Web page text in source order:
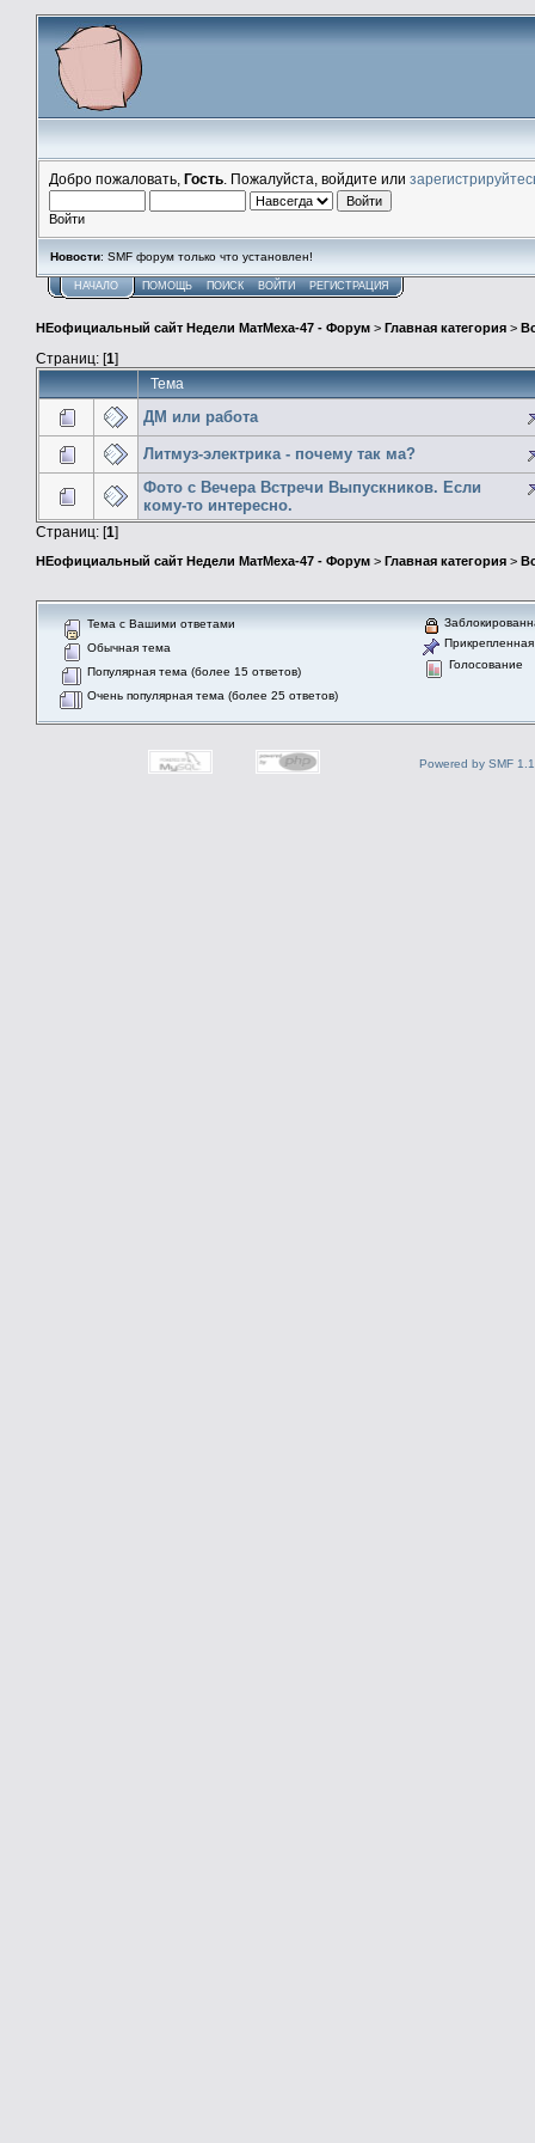
Добро пожаловать, Гость . Пожалуйста, войдите или
Войти
Новости: SMF форум только что установлен!
НАЧАЛО ПОМОЩЬ ПОИСК ВОЙТИ РЕГИСТРАЦИЯ
НЕофициальный сайт Недели МатМеха-47 - Форум > Главная категория >
Страниц: [1]
Тема
ДМ или работа
Литмуз-электрика - почему так ма?
Фото с Вечера Встречи Выпускников. Если
кому-то интересно.
Страниц: [1]
НЕофициальный сайт Недели МатМеха-47 - Форум > Главная категория >
Тема с Вашими ответами
Обычная тема
Популярная тема (более 15 ответов)
Очень популярная тема (более 25 ответов)
Голосование
Powered by SMF